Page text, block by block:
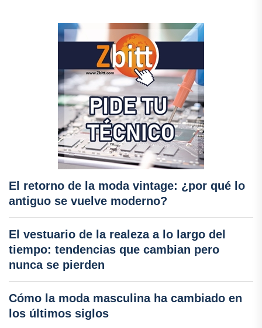
El retorno de la moda vintage: ¿por qué lo
antiguo se vuelve moderno?
El vestuario de la realeza a lo largo del
tiempo: tendencias que cambian pero
nunca se pierden
Cómo la moda masculina ha cambiado en
los últimos siglos